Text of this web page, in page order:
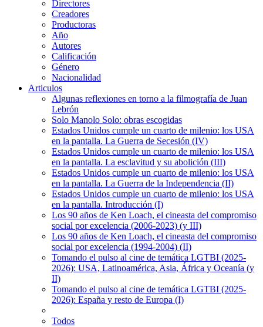
Directores
Creadores
Productoras
Año
Autores
Calificación
Género
Nacionalidad
Articulos
Algunas reflexiones en torno a la filmografía de Juan
Lebrón
Solo Manolo Solo: obras escogidas
Estados Unidos cumple un cuarto de milenio: los USA
en la pantalla. La Guerra de Secesión (IV)
Estados Unidos cumple un cuarto de milenio: los USA
en la pantalla. La esclavitud y su abolición (III)
Estados Unidos cumple un cuarto de milenio: los USA
en la pantalla. La Guerra de la Independencia (II)
Estados Unidos cumple un cuarto de milenio: los USA
en la pantalla. Introducción (I)
Los 90 años de Ken Loach, el cineasta del compromiso
social por excelencia (2006-2023) (y III)
Los 90 años de Ken Loach, el cineasta del compromiso
social por excelencia (1994-2004) (II)
Tomando el pulso al cine de temática LGTBI (2025-
2026): USA, Latinoamérica, Asia, África y Oceanía (y
II)
Tomando el pulso al cine de temática LGTBI (2025-
2026): España y resto de Europa (I)
Todos